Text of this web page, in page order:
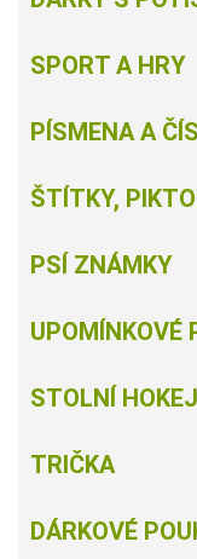
SPORT A HRY
PÍSMENA A
ŠTÍTKY,
PSÍ ZNÁMKY
UPOMÍNKOVÉ
STOLNÍ
TRIČKA
DÁRKOVÉ